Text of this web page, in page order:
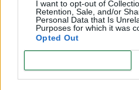
I want to opt-out of
Retention, Sale, and/or
Personal Data that Is
Purposes for which it was
Opted Out